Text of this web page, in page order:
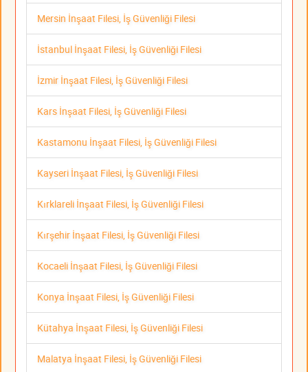
Mersin İnşaat Filesi, İş Güvenliği Filesi
İstanbul İnşaat Filesi, İş Güvenliği Filesi
İzmir İnşaat Filesi, İş Güvenliği Filesi
Kars İnşaat Filesi, İş Güvenliği Filesi
Kastamonu İnşaat Filesi, İş Güvenliği Filesi
Kayseri İnşaat Filesi, İş Güvenliği Filesi
Kırklareli İnşaat Filesi, İş Güvenliği Filesi
Kırşehir İnşaat Filesi, İş Güvenliği Filesi
Kocaeli İnşaat Filesi, İş Güvenliği Filesi
Konya İnşaat Filesi, İş Güvenliği Filesi
Kütahya İnşaat Filesi, İş Güvenliği Filesi
Malatya İnşaat Filesi, İş Güvenliği Filesi